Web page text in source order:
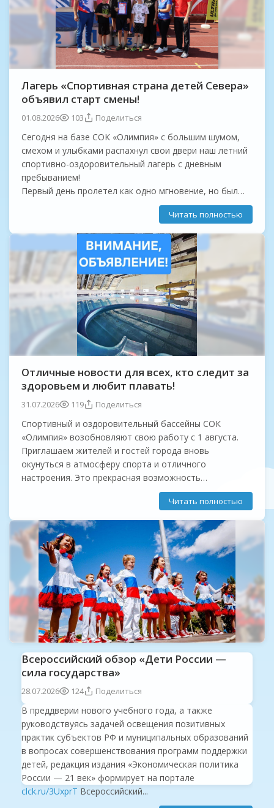
Лагерь «Спортивная страна детей Севера»
объявил старт смены!
01.08.2026 103 Поделиться
Сегодня на базе СОК «Олимпия» с большим шумом,
смехом и улыбками распахнул свои двери наш летний
спортивно-оздоровительный лагерь с дневным
пребыванием!
Первый день пролетел как одно мгновение, но был
Главное событие дня: наши ребята стали частью
большого спортивного праздника!...
Читать полностью
Отличные новости для всех, кто следит за
здоровьем и любит плавать!
31.07.2026 119 Поделиться
Спортивный и оздоровительный бассейны СОК
«Олимпия» возобновляют свою работу с 1 августа.
Приглашаем жителей и гостей города вновь
окунуться в атмосферу спорта и отличного
настроения. Это прекрасная возможность
поддержать физическую форму, снять напряжение
после рабочего дня или просто весело провести...
Читать полностью
Всероссийский обзор «Дети России —
сила государства»
28.07.2026 124 Поделиться
В преддверии нового учебного года, а также
руководствуясь задачей освещения позитивных
практик субъектов РФ и муниципальных образований
в вопросах совершенствования программ поддержки
детей, редакция издания «Экономическая политика
России — 21 век» формирует на портале
clck.ru/3UxprT Всероссийский...